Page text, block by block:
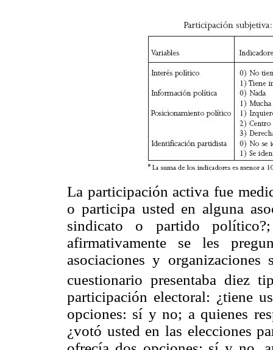
La participación activa fue
o participa usted en alguna
sindicato o partido
afirmativamente se les
asociaciones y
cuestionario presentaba diez
participación electoral: ¿tiene
opciones: sí y no; a quienes
¿votó usted en las elecciones